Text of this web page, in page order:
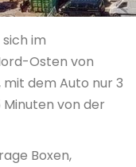
im
Osten von
mit dem Auto nur 3
von der
Boxen,